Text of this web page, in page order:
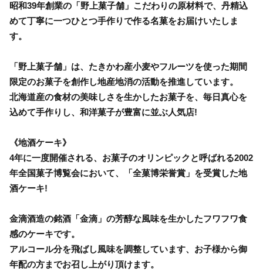
昭和39年創業の「野上菓子舗」こだわりの原材料で、丹精込
めて丁寧に一つひとつ手作りで作る名菓をお届けいたしま
す。
「野上菓子舗」は、たきかわ産小麦やフルーツを使った期間
限定のお菓子を創作し地産地消の活動を推進しています。
北海道産の食材の美味しさを生かしたお菓子を、毎日真心を
込めて手作りし、和洋菓子が豊富に並ぶ人気店!
《地酒ケーキ》
4年に一度開催される、お菓子のオリンピックと呼ばれる2002
年全国菓子博覧会において、「全菓博栄誉賞」を受賞した地
酒ケーキ!
金滴酒造の銘酒「金滴」の芳醇な風味を生かしたフワフワ食
感のケーキです。
アルコール分を飛ばし風味を調整しています、お子様から御
年配の方までお召し上がり頂けます。